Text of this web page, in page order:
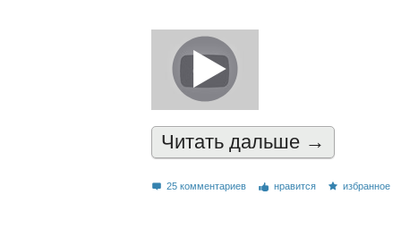
Читать дальшe →
25 комментариев нравится избранное